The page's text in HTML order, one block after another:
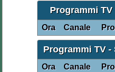
Programmi
Ora Canale
Programmi TV
Ora Canale